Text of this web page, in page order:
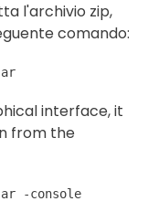
l'archivio zip,
comando:
interface, it
from the
-console